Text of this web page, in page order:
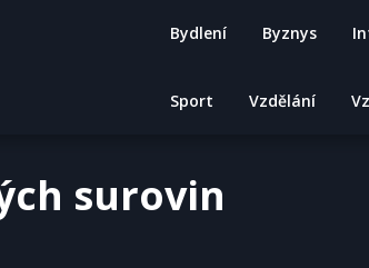
Bydlení Byznys
Sport Vzdělání
surovin